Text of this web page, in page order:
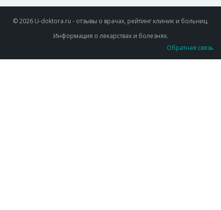
© 2026 U-doktora.ru - отзывы о врачах, рейтинг клиник и больниц.
Информация о лекарствах и болезнях.
Обратная связь